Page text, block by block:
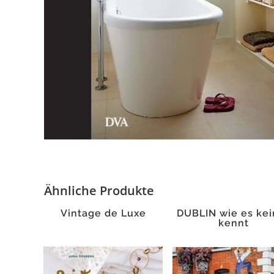
Ähnliche Produkte
Vintage de Luxe
DUBLIN wie es
kennt